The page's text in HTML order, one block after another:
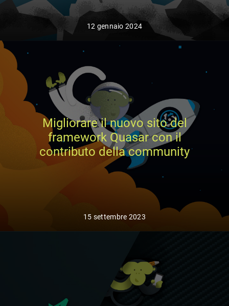
12 gennaio 2024
Migliorare il nuovo sito del
framework Quasar con il
contributo della community
15 settembre 2023